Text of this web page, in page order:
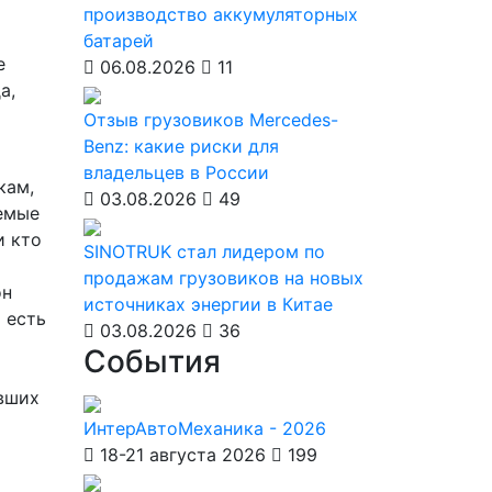
кто
производство аккумуляторных
батарей
06.08.2026
11
Отзыв грузовиков Mercedes-
Benz: какие риски для
владельцев в России
03.08.2026
49
SINOTRUK стал лидером по
продажам грузовиков на новых
источниках энергии в Китае
03.08.2026
36
События
ИнтерАвтоМеханика - 2026
18-21 августа 2026
199